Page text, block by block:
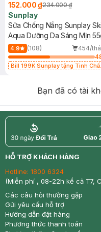
152.000 ₫234.000 ₫
Sunplay
Sữa Chống Nắng Sunplay
Aqua Dưỡng Da Sáng Mịn
4.9 (108)
454/
Bill 199K Sunplay tặng Tinh Chất
Bạn đã có tài
return
HỖ TRỢ KHÁCH HÀNG
Hotline: 1800 6324
(Miễn phí , 08-22h kể cả T7,
Các câu hỏi thường gặp
Gửi yêu cầu hỗ trợ
Hướng dẫn đặt hàng
Phương thức thanh toán